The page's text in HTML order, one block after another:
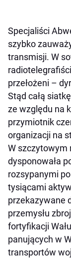
Specjaliści
szybko
transmisji. W
przełożeni –
Stąd całą
ze względu na
przymiotnik
organizacji na
W szczytowym
dysponowała
rozsypanymi
tysiącami
przekazywane
przemysłu
fortyfikacji
panujących w
transportów